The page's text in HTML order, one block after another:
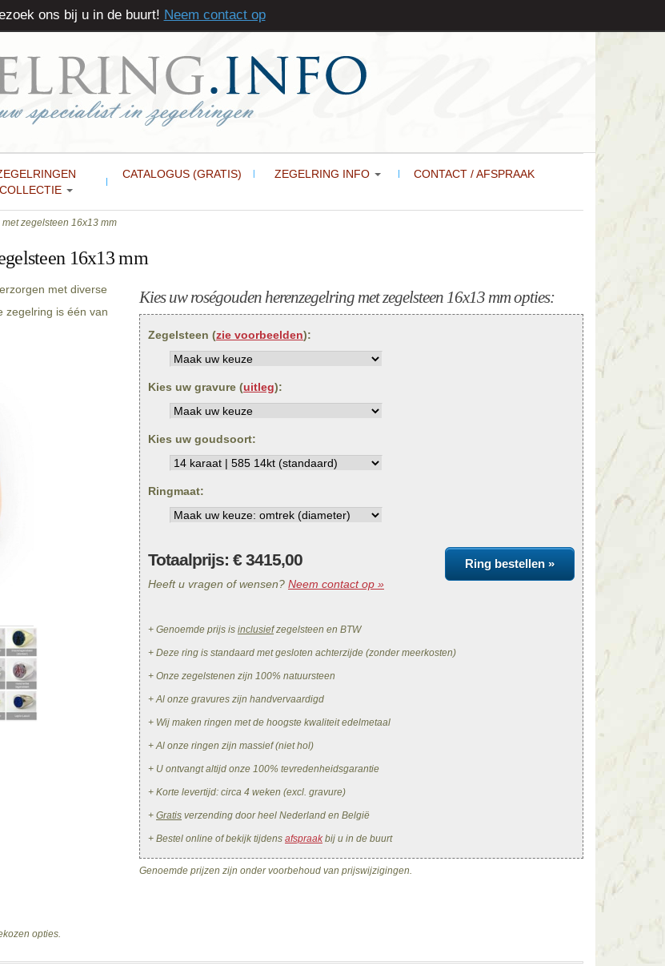
COLLECTIE
CATALOGUS (GRATIS) ZEGELRING INFO CONTACT / AFSPRAAK
zegelsteen 16x13 mm
16x13 mm
met diverse
zegelring is één van
opties.
Kies uw roségouden herenzegelring met zegelsteen 16x13 mm opties:
Zegelsteen (zie voorbeelden):
Kies uw gravure (uitleg):
Kies uw goudsoort:
Ringmaat:
Ring bestellen »
Totaalprijs: €3415,00
Heeft u vragen of wensen? Neem contact op »
+ Genoemde prijs is inclusiefzegelsteen en BTW
+ Deze ring is standaard met gesloten achterzijde (zonder meerkosten)
+ Onze zegelstenen zijn 100% natuursteen
+ Al onze gravures zijn handvervaardigd
+ Wij maken ringen met de hoogste kwaliteit edelmetaal
+ Al onze ringen zijn massief (niet hol)
+ U ontvangt altijd onze 100% tevredenheidsgarantie
+ Korte levertijd: circa 4 weken (excl. gravure)
+ Gratis verzending door heel Nederland en België
+ Bestel online of bekijk tijdens afspraakbij u in de buurt
Genoemde prijzen zijn onder voorbehoud van prijswijzigingen.
ons bij u in de buurt! Neem contact op